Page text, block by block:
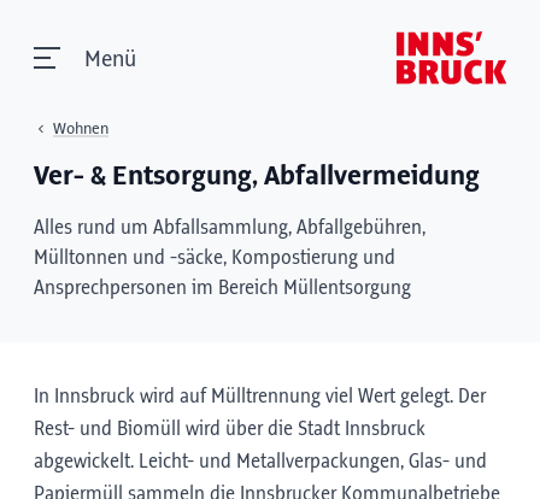
Menü
Wohnen
Ver- & Entsorgung, Abfallvermeidung
Alles rund um Abfallsammlung, Abfallgebühren,
Mülltonnen und -säcke, Kompostierung und
Ansprechpersonen im Bereich Müllentsorgung
In Innsbruck wird auf Mülltrennung viel Wert gelegt. Der
Rest- und Biomüll wird über die Stadt Innsbruck
abgewickelt. Leicht- und Metallverpackungen, Glas- und
Papiermüll sammeln die Innsbrucker Kommunalbetriebe